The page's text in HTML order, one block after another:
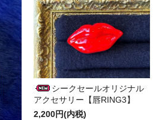
シークセールオリジナル
アクセサリー【唇RING3】
2,200円(内税)